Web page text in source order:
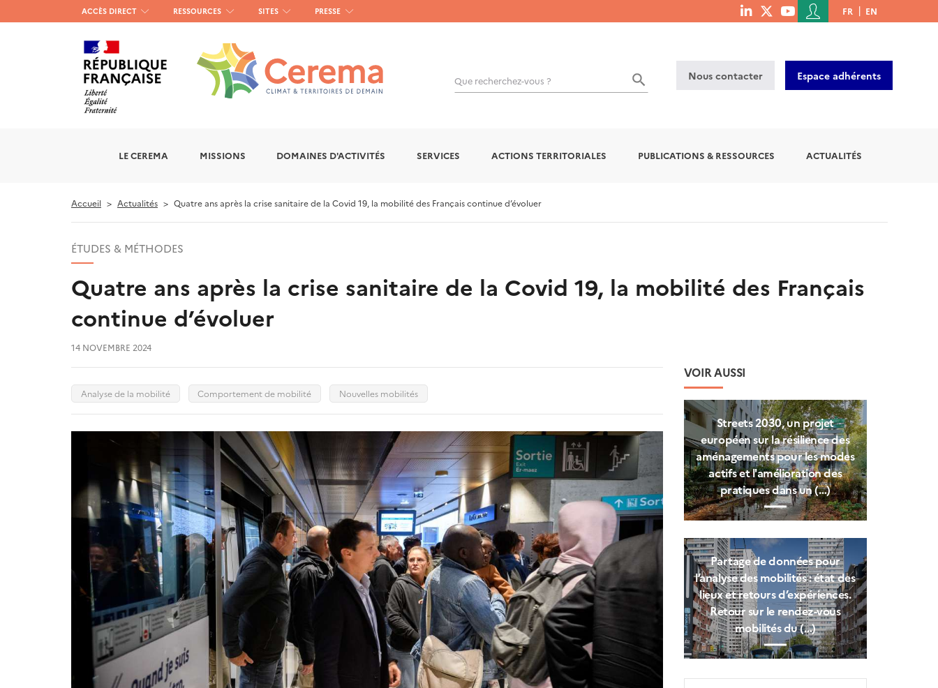
Menu
haut
gauche
ACCÈS DIRECT RESSOURCES SITES PRESSE
menu
Menu
du
de
l'utilisateur
FR EN
Que recherchez-vous ? Nous contacter Espace adhérents
LE CEREMA MISSIONS DOMAINES D'ACTIVITÉS SERVICES ACTIONS TERRITORIALES PUBLICATIONS & RESSOURCES ACTUALITÉS
Accueil Actualités Quatre ans après la crise sanitaire de la Covid 19, la mobilité des Français continue d’évoluer
ÉTUDES & MÉTHODES
Quatre ans après la crise sanitaire de la Covid 19, la mobilité des Français
continue d’évoluer
14 NOVEMBRE 2024
Analyse de la mobilité Comportement de mobilité Nouvelles mobilités
VOIR AUSSI
Streets 2030, un projet
européen sur la résilience des
aménagements pour les modes
actifs et l'amélioration des
pratiques dans un (…)
Partage de données pour
l’analyse des mobilités : état des
lieux et retours d’expériences.
Retour sur le rendez-vous
mobilités du (…)